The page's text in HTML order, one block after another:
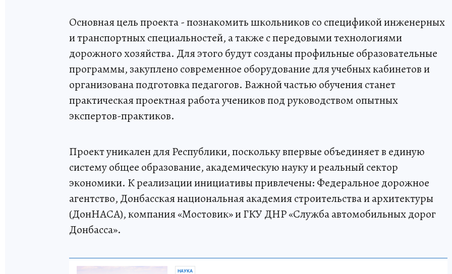
Основная цель проекта - познакомить школьников со спецификой инженерных
и транспортных специальностей, а также с передовыми технологиями
дорожного хозяйства. Для этого будут созданы профильные образовательные
программы, закуплено современное оборудование для учебных кабинетов и
организована подготовка педагогов. Важной частью обучения станет
практическая проектная работа учеников под руководством опытных
экспертов-практиков.
Проект уникален для Республики, поскольку впервые объединяет в единую
систему общее образование, академическую науку и реальный сектор
экономики. К реализации инициативы привлечены: Федеральное дорожное
агентство, Донбасская национальная академия строительства и архитектуры
(ДонНАСА), компания «Мостовик» и ГКУ ДНР «Служба автомобильных дорог
Донбасса».
НАУКА